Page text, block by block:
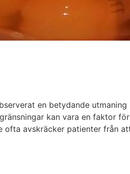
en betydande
kan vara en faktor
avskräcker patienter från